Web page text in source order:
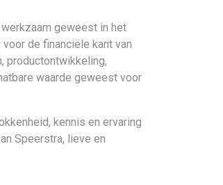
geweest in het
de financiële kant van
productontwikkeling,
waarde geweest voor
kennis en ervaring
Speerstra, lieve en